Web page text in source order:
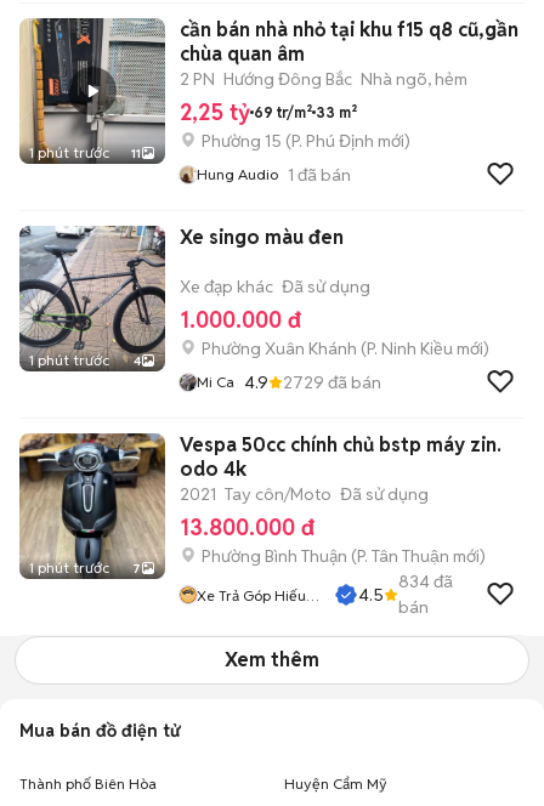
1 phút trước 11
cần bán nhà nhỏ tại khu f15 q8 cũ,gần
chùa quan âm
2 PN Hướng Đông Bắc Nhà ngõ, hẻm
2,25 tỷ 69 tr/m² 33 m²
Phường 15 (P. Phú Định mới)
Hung Audio 1 đã bán
1 phút trước 4
Xe singo màu đen
Xe đạp khác Đã sử dụng
1.000.000 đ
Phường Xuân Khánh (P. Ninh Kiều mới)
Mi Ca 4.9 2729 đã bán
1 phút trước 7
Vespa 50cc chính chủ bstp máy zin.
odo 4k
2021 Tay côn/Moto Đã sử dụng
13.800.000 đ
Phường Bình Thuận (P. Tân Thuận mới)
Xe Trả Góp Hiếu
4.5
834đã
bán
Xem thêm
Mua bán đồ điện tử
Thành phố Biên Hòa Huyện Cẩm Mỹ